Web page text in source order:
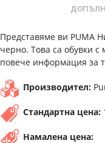
Представяме ви PUMA
черно. Това са обувки
повече информация за
Производител:
Стандартна цена:
Намалена цена: